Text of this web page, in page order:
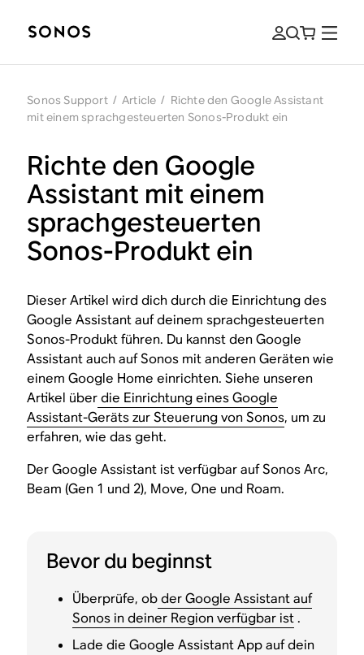
Sonos Support / Article / Richte den Google Assistant
mit einem sprachgesteuerten Sonos-Produkt ein
Richte den Google
Assistant mit einem
sprachgesteuerten
Sonos-Produkt ein
Dieser Artikel wird dich durch die Einrichtung des
Google Assistant auf deinem sprachgesteuerten
Sonos-Produkt führen. Du kannst den Google
Assistant auch auf Sonos mit anderen Geräten wie
einem Google Home einrichten. Siehe unseren
Artikel überdie Einrichtung eines Google
Assistant-Geräts zur Steuerung von Sonos, um zu
erfahren, wie das geht.
Der Google Assistant ist verfügbar auf Sonos Arc,
Beam (Gen 1 und 2), Move, One und Roam.
Bevor du beginnst
Überprüfe, obder Google Assistant auf
Sonos in deiner Region verfügbar ist.
Lade die Google Assistant App auf dein